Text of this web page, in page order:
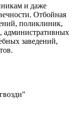
и даже
Отбойная
поликлиник,
административных
заведений,